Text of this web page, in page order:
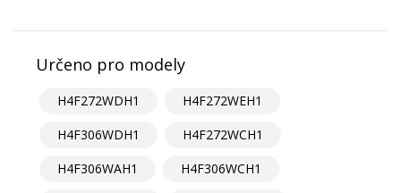
Určeno pro modely
H4F272WDH1
H4F272WEH1
H4F306WDH1
H4F272WCH1
H4F306WAH1
H4F306WCH1